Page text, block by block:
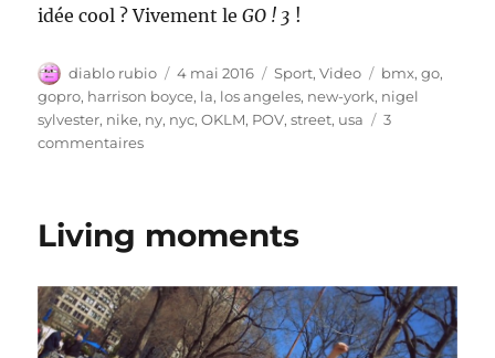
idée cool ? Vivement leGO ! 3 !
Auteur
diablo rubio
Publié
le
4 mai 2016 Catégories
Sport,Video Étiquettes
bmx,go,
gopro, harrison boyce, la, los angeles, new-york, nigel
sylvester, nike, ny, nyc,OKLM, POV,street, usa
3
commentairessur
Living moments